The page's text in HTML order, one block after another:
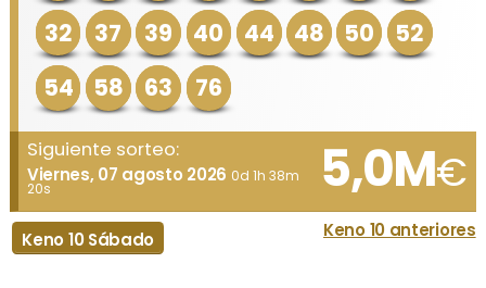
32
37 39 40 44 48 50
52
54
58 63 76
Siguiente sorteo:
Viernes, 07 agosto 2026 0d 1h 38m
20s 5,0M€
Keno 10 Sábado Keno 10 anteriores